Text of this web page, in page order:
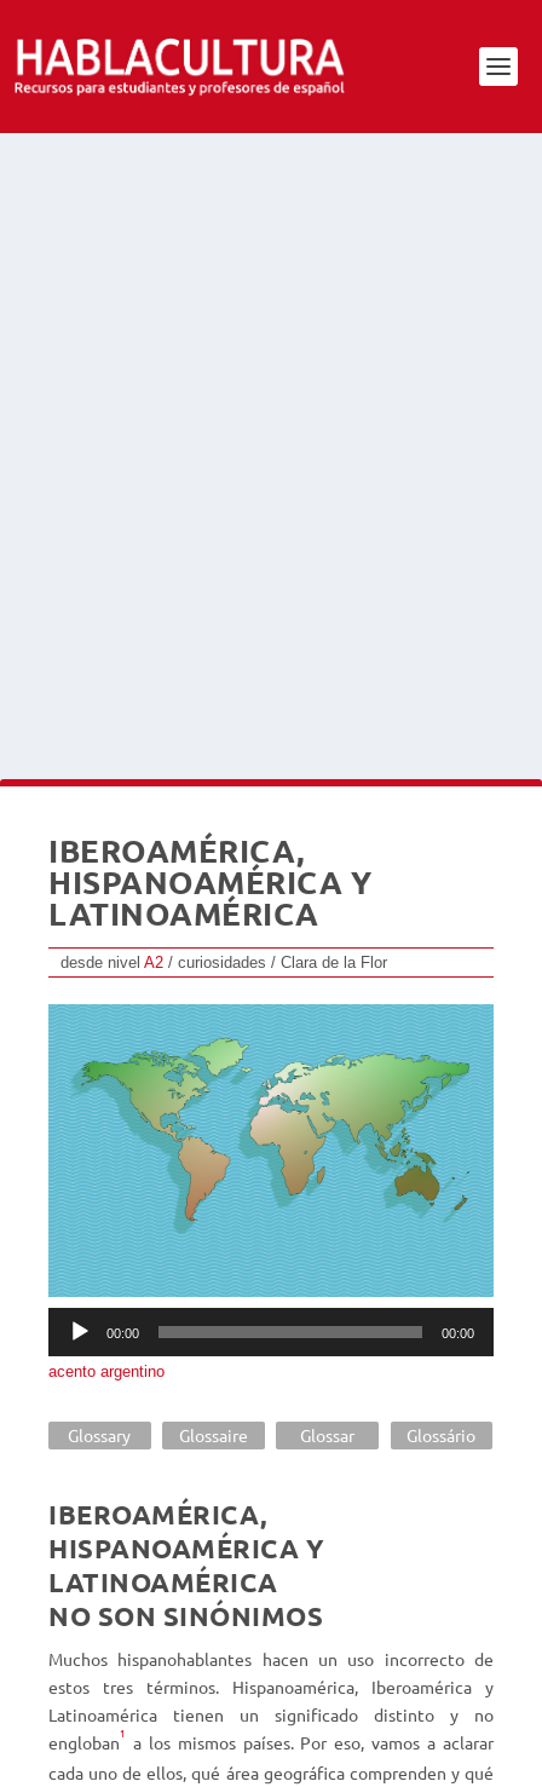
IBEROAMÉRICA,
HISPANOAMÉRICA Y
LATINOAMÉRICA
desde nivel A2 / curiosidades / Clara de la Flor
Reproductor
audio
00:00 00:00
acento argentino
Glossary Glossaire Glossar Glossário
IBEROAMÉRICA,
HISPANOAMÉRICA Y
LATINOAMÉRICA
NO SON SINÓNIMOS
Muchos hispanohablantes hacen un uso incorrecto de
estos tres términos. Hispanoamérica, Iberoamérica y
Latinoamérica tienen un significado distinto y no
engloban1 a los mismos países. Por eso, vamos a aclarar
cada uno de ellos, qué área geográfica comprenden y qué